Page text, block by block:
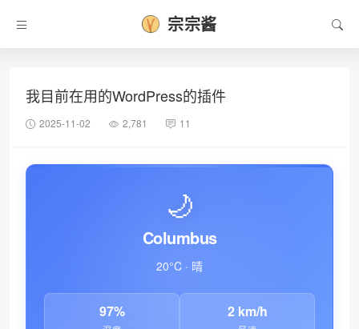
宗宗酱
我目前在用的WordPress的插件
2025-11-02 2,781 11
🌙
Columbus
20°C · 晴
97% 2 km/h